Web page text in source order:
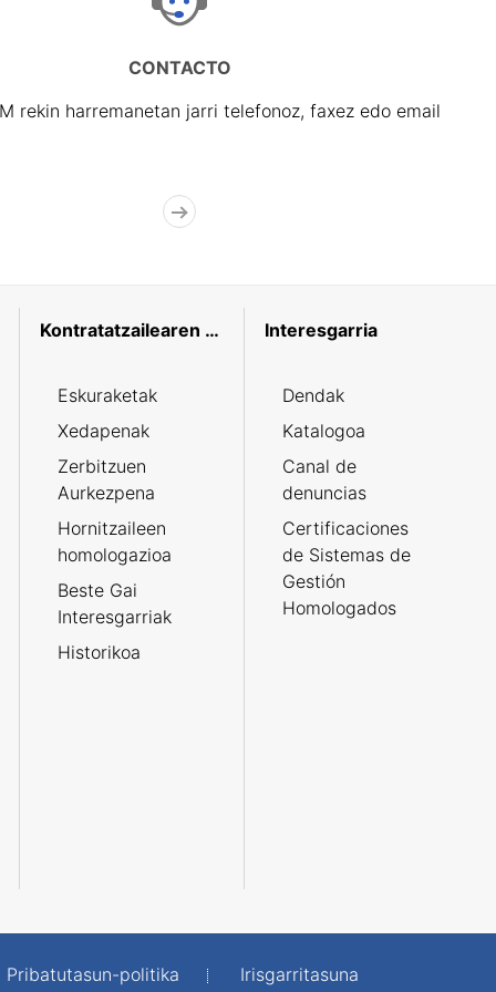
CONTACTO
rekin harremanetan jarri telefonoz, faxez edo email
Kontratatzailearen profila
Eskuraketak
Xedapenak
Zerbitzuen
Aurkezpena
Hornitzaileen
homologazioa
Beste Gai
Interesgarriak
Historikoa
Interesgarria
Dendak
Katalogoa
Canal de
denuncias
Certificaciones
de Sistemas de
Gestión
Homologados
Pribatutasun-politika Irisgarritasuna